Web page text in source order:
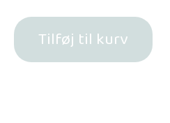
Tilføj til kurv